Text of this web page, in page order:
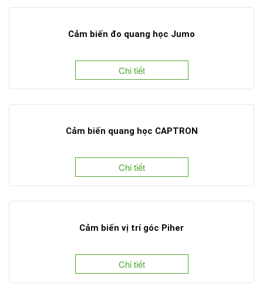
Cảm biến đo quang học Jumo
Chi tiết
Cảm biến quang học CAPTRON
Chi tiết
Cảm biến vị trí góc Piher
Chi tiết